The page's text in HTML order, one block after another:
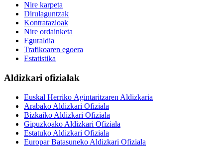
Nire karpeta
Dirulaguntzak
Kontratazioak
Nire ordainketa
Eguraldia
Trafikoaren egoera
Estatistika
Aldizkari ofizialak
Euskal Herriko Agintaritzaren Aldizkaria
Arabako Aldizkari Ofiziala
Bizkaiko Aldizkari Ofiziala
Gipuzkoako Aldizkari Ofiziala
Estatuko Aldizkari Ofiziala
Europar Batasuneko Aldizkari Ofiziala